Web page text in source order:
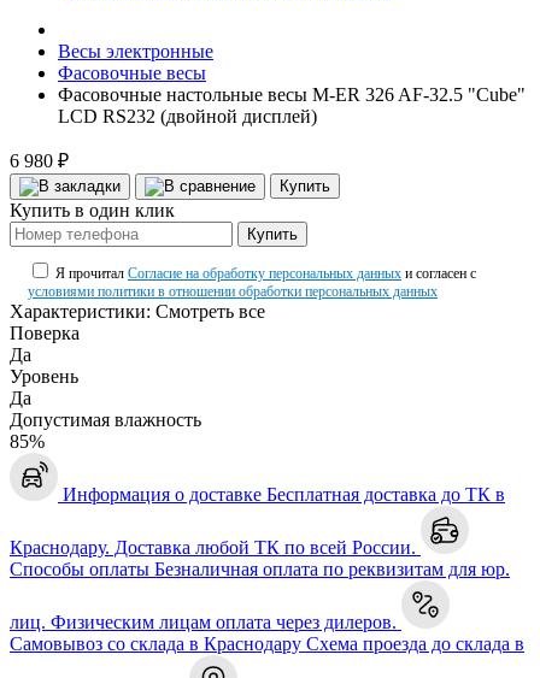
Весы электронные
Фасовочные весы
Фасовочные настольные весы M-ER 326 AF-32.5 "Cube"
LCD RS232 (двойной дисплей)
6 980 ₽
Купить
Купить в один клик
Купить
Я прочитал Согласие на обработку персональных данных и согласен с
условиями политики в отношении обработки персональных данных
Характеристики: Смотреть все
Поверка
Да
Уровень
Да
Допустимая влажность
85%
Информация о доставке Бесплатная доставка до ТК в
Краснодару. Доставка любой ТК по всей России.
Способы оплаты Безналичная оплата по реквизитам для юр.
лиц. Физическим лицам оплата через дилеров.
Самовывоз со склада в Краснодару Схема проезда до склада в